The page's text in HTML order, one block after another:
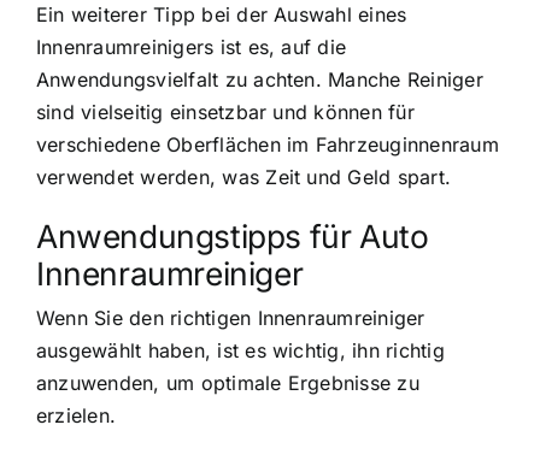
Ein weiterer Tipp bei der Auswahl eines
Innenraumreinigers ist es, auf die
Anwendungsvielfalt zu achten. Manche Reiniger
sind vielseitig einsetzbar und können für
verschiedene Oberflächen im Fahrzeuginnenraum
verwendet werden, was Zeit und Geld spart.
Anwendungstipps für Auto
Innenraumreiniger
Wenn Sie den richtigen Innenraumreiniger
ausgewählt haben, ist es wichtig, ihn richtig
anzuwenden, um optimale Ergebnisse zu
erzielen.